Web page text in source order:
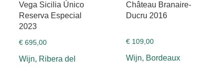
Vega Sicilia Único
Reserva Especial
2023
€ 695,00
Wijn, Ribera del
Château Branaire-
Ducru 2016
€109,00
Wijn, Bordeaux